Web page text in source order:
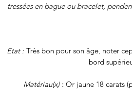
tressées en bague ou bracelet,
Etat : Très bon pour son âge, noter
bord
Matériau(x) : Or jaune 18 carats